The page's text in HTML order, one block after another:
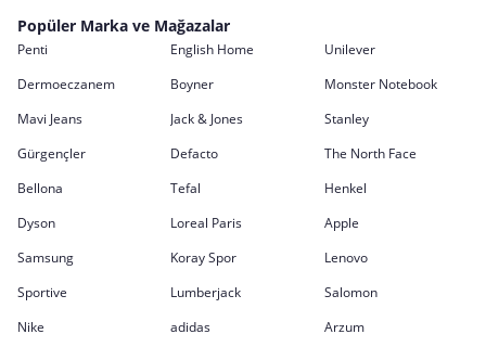
Popüler Marka ve Mağazalar
Penti English Home
Unilever
Dermoeczanem
Boyner
Monster Notebook
Mavi Jeans
Jack & Jones
Stanley
Gürgençler
Defacto
The North Face
Bellona
Tefal
Henkel
Dyson
Loreal Paris
Apple
Samsung
Koray Spor
Lenovo
Sportive
Lumberjack
Salomon
Nike
adidas
Arzum